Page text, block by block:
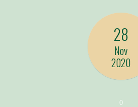
28
Nov
2020
0